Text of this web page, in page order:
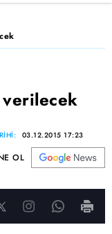
03.12.2015 17:23
OL